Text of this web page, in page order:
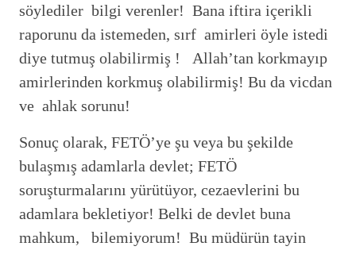
söylediler bilgi verenler! Bana iftira içerikli
raporunu da istemeden, sırf amirleri öyle istedi
diye tutmuş olabilirmiş ! Allah’tan korkmayıp
amirlerinden korkmuş olabilirmiş! Bu da vicdan
ve ahlak sorunu!
Sonuç olarak, FETÖ’ye şu veya bu şekilde
bulaşmış adamlarla devlet; FETÖ
soruşturmalarını yürütüyor, cezaevlerini bu
adamlara bekletiyor! Belki de devlet buna
mahkum, bilemiyorum! Bu müdürün tayin